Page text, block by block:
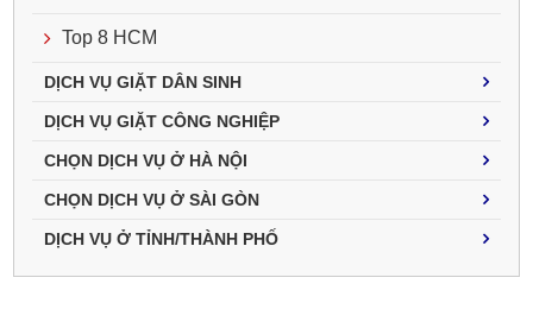
Top 8 HCM
DỊCH VỤ GIẶT DÂN SINH
DỊCH VỤ GIẶT CÔNG NGHIỆP
CHỌN DỊCH VỤ Ở HÀ NỘI
CHỌN DỊCH VỤ Ở SÀI GÒN
DỊCH VỤ Ở TỈNH/THÀNH PHỐ